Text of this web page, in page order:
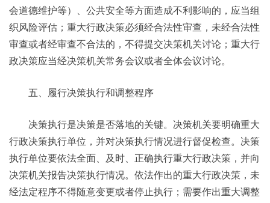
会道德维护等）、公共安全等方面造成不利影响的，应当组
织风险评估；重大行政决策必须经合法性审查，未经合法性
审查或者经审查不合法的，不得提交决策机关讨论；重大行
政决策应当经决策机关常务会议或者全体会议讨论。
五、履行决策执行和调整程序
决策执行是决策是否落地的关键。决策机关要明确重大
行政决策执行单位，并对决策执行情况进行督促检查。决策
执行单位要依法全面、及时、正确执行重大行政决策，并向
决策机关报告决策执行情况。依法作出的重大行政决策，未
经法定程序不得随意变更或者停止执行；需要作出重大调整